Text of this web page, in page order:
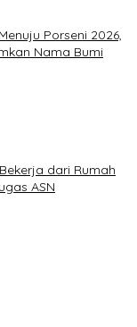
Porseni 2026,
Nama Bumi
dari Rumah
ASN